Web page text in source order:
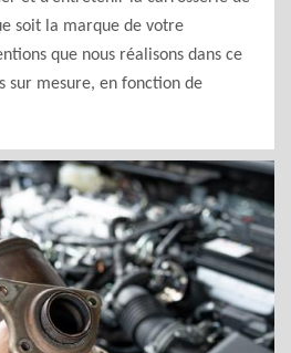
soit la marque de votre
que nous réalisons dans ce
sur mesure, en fonction de